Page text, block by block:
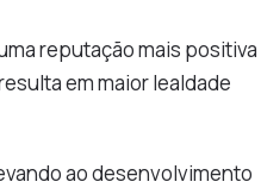
reputação mais positiva
em maior lealdade
ao desenvolvimento